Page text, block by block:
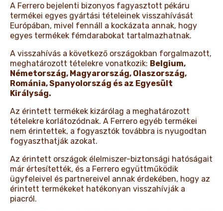
A Ferrero bejelenti bizonyos fagyasztott pékáru
termékei egyes gyártási tételeinek visszahívását
Európában, mivel fennáll a kockázata annak, hogy
egyes termékek fémdarabokat tartalmazhatnak.
A visszahívás a következő országokban forgalmazott,
meghatározott tételekre vonatkozik: Belgium,
Németország, Magyarország, Olaszország,
Románia, Spanyolország és az Egyesült
Királyság.
Az érintett termékek kizárólag a meghatározott
tételekre korlátozódnak. A Ferrero egyéb termékei
nem érintettek, a fogyasztók továbbra is nyugodtan
fogyaszthatják azokat.
Az érintett országok élelmiszer-biztonsági hatóságait
már értesítették, és a Ferrero együttműködik
ügyfeleivel és partnereivel annak érdekében, hogy az
érintett termékeket hatékonyan visszahívják a
piacról.